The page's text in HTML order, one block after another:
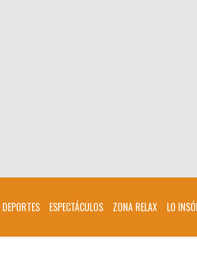
DEPORTES ESPECTÁCULOS ZONA RELAX LO